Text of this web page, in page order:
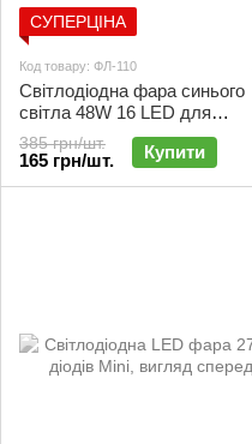
СУПЕРЦІНА
Код товару: ФЛ-110
Світлодіодна фара синього
світла 48W 16 LED для
обприскувачів (8.5×8.5 см) |
EVERLED ФЛ-110
385 грн/шт.
165 грн/шт. Купити